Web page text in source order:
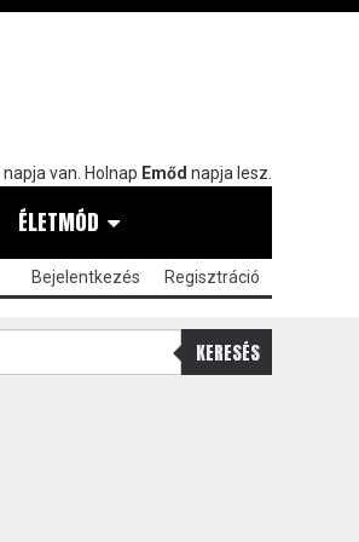
napja van. Holnap Emőd napja lesz.
ÉLETMÓD
Bejelentkezés Regisztráció
KERESÉS